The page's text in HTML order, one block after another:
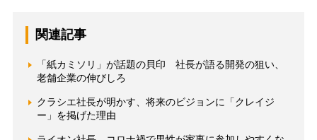
関連記事
「紙カミソリ」が話題の貝印 社長が語る開発の狙い、
老舗企業の伸びしろ
クラシエ社長が明かす、将来のビジョンに「クレイジ
ー」を掲げた理由